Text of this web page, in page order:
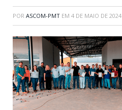
POR ASCOM-PMT EM 4 DE MAIO DE 2024